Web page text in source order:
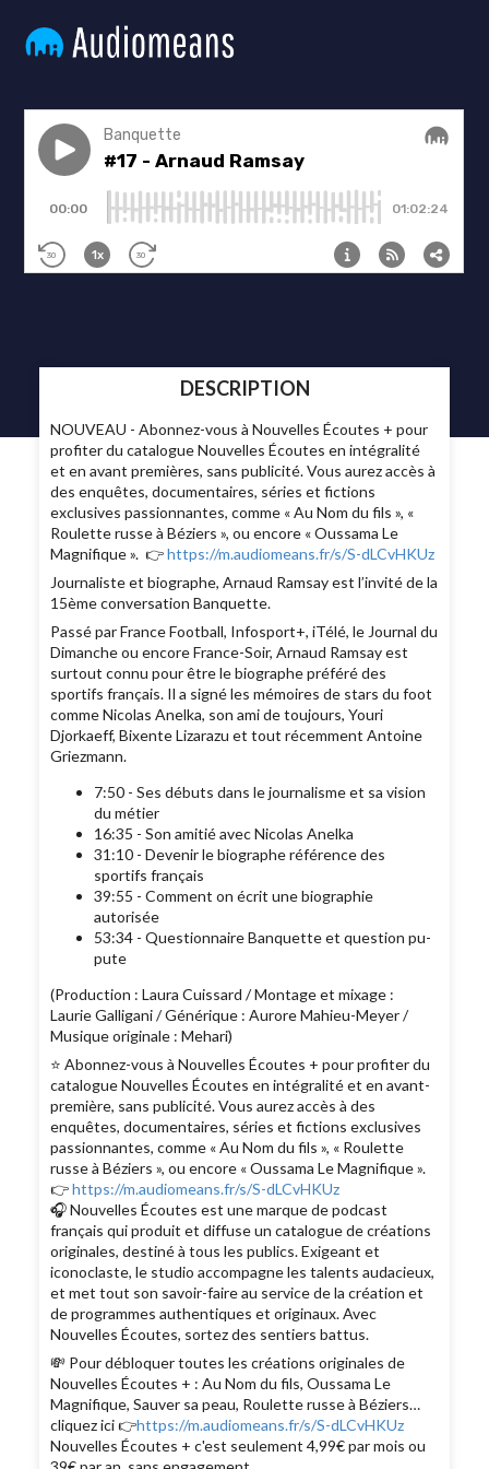
DESCRIPTION
NOUVEAU - Abonnez-vous à Nouvelles Écoutes + pour
profiter du catalogue Nouvelles Écoutes en intégralité
et en avant premières, sans publicité. Vous aurez accès à
des enquêtes, documentaires, séries et fictions
exclusives passionnantes, comme « Au Nom du fils », «
Roulette russe à Béziers », ou encore « Oussama Le
Magnifique ». 👉https://m.audiomeans.fr/s/S-dLCvHKUz
Journaliste et biographe, Arnaud Ramsay est l’invité de la
15ème conversation Banquette.
Passé par France Football, Infosport+, iTélé, le Journal du
Dimanche ou encore France-Soir, Arnaud Ramsay est
surtout connu pour être le biographe préféré des
sportifs français. Il a signé les mémoires de stars du foot
comme Nicolas Anelka, son ami de toujours, Youri
Djorkaeff, Bixente Lizarazu et tout récemment Antoine
Griezmann.
7:50 - Ses débuts dans le journalisme et sa vision
du métier
16:35 - Son amitié avec Nicolas Anelka
31:10 - Devenir le biographe référence des
sportifs français
39:55 - Comment on écrit une biographie
autorisée
53:34 - Questionnaire Banquette et question pu-
pute
(Production : Laura Cuissard / Montage et mixage :
Laurie Galligani / Générique : Aurore Mahieu-Meyer /
Musique originale : Mehari)
⭐️ Abonnez-vous à Nouvelles Écoutes + pour profiter du
catalogue Nouvelles Écoutes en intégralité et en avant-
première, sans publicité. Vous aurez accès à des
enquêtes, documentaires, séries et fictions exclusives
passionnantes, comme « Au Nom du fils », « Roulette
russe à Béziers », ou encore « Oussama Le Magnifique ».
👉https://m.audiomeans.fr/s/S-dLCvHKUz
🎧 Nouvelles Écoutes est une marque de podcast
français qui produit et diffuse un catalogue de créations
originales, destiné à tous les publics. Exigeant et
iconoclaste, le studio accompagne les talents audacieux,
et met tout son savoir-faire au service de la création et
de programmes authentiques et originaux. Avec
Nouvelles Écoutes, sortez des sentiers battus.
💸 Pour débloquer toutes les créations originales de
Nouvelles Écoutes + : Au Nom du fils, Oussama Le
Magnifique, Sauver sa peau, Roulette russe à Béziers…
cliquez ici 👉https://m.audiomeans.fr/s/S-dLCvHKUz
Nouvelles Écoutes + c'est seulement 4,99€ par mois ou